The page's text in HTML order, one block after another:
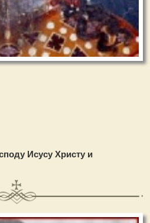
Исусу Христу и